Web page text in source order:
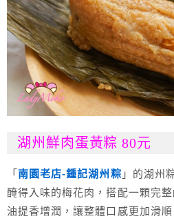
湖州鮮肉蛋黃粽 80元
「南園老店-鍾記湖州粽 」的湖州
醃得入味的梅花肉，搭配一顆完
油提香增潤，讓整體口感更加滑順